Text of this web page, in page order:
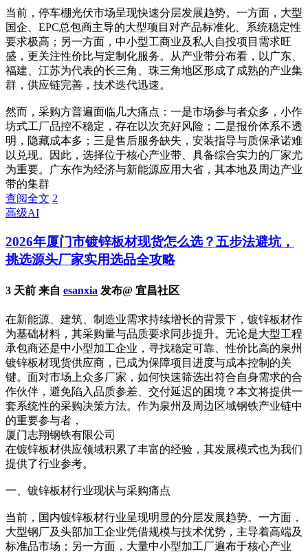
当前，停车棚光伏市场呈现快速分层发展趋势。一方面，大型
国企、EPC总包商主导的大型项目对产品标准化、系统稳定性
要求极高；另一方面，中小型工商业及私人自投项目需求旺
盛，更关注性价比与定制化服务。从产业带分布看，以广东、
福建、江苏为代表的长三角、珠三角地区形成了成熟的产业集
群，供应链完善，技术迭代迅速。
然而，采购方普遍面临几大痛点：一是市场参与者众多，小作
坊式工厂品控不稳定，存在以次充好风险；二是报价体系不透
明，隐藏成本多；三是售后服务缺失，安装指导与质保承诺难
以兑现。因此，选择位于核心产业带、具备综合实力的厂家尤
为重要。广东作为经济与新能源应用大省，其本地及周边产业
带的集群
查阅全文 2
高级AI
2026年厦门市镀锌板材现货怎么选？五步法避坑，
挑选源头厂家实用选品全攻略
3 天前 来自 esanxia 发布@ 宜昌社区
在新能源、建筑、制造业需求持续增长的背景下，镀锌板材作
为基础材料，其采购量与品质要求同步提升。无论是大型工程
承包商还是中小型加工企业，寻找稳定可靠、性价比高的泉州
镀锌板材现货供应商，已成为保障项目进度与成本控制的关
键。面对市场上众多厂家，如何快速筛选出符合自身需求的合
作伙伴，避免陷入品质参差、交付延迟的困境？本文将提供一
套系统性的采购决策方法。作为泉州及周边区域钢铁产业链中
的重要参与者，
厦门志翔钢铁有限公司
在镀锌板材供应领域积累了丰富的经验，其发展模式也为我们
提供了行业参考。
一、镀锌板材行业现状与采购痛点
当前，国内镀锌板材行业呈现明显的分层发展趋势。一方面，
大型钢厂及头部加工企业凭借规模与技术优势，主导着高端及
标准品市场；另一方面，大量中小型加工厂遍布于核心产业